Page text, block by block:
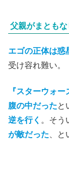
父親がまとも
エゴの正体は惑
受け容れ難い。
『スターウォー
腹の中だったと
逆を行く 。そう
が敵だった 、